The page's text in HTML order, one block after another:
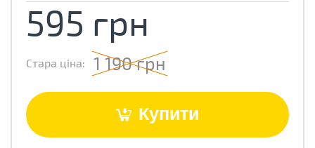
595 грн
Стара ціна: 1 190 грн
Купити